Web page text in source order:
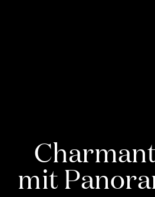
mit